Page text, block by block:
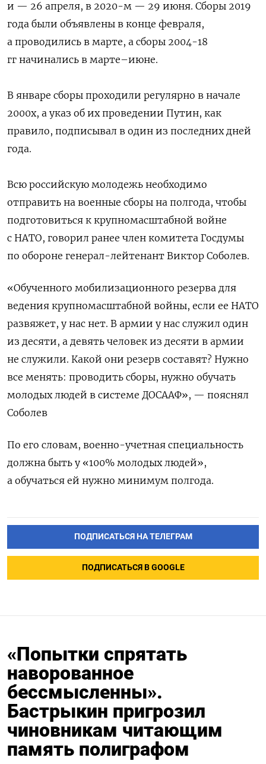
и — 26 апреля, в 2020-м — 29 июня. Сборы 2019
года были объявлены в конце февраля,
а проводились в марте, а сборы 2004-18
гг начинались в марте–июне.
В январе сборы проходили регулярно в начале
2000х, а указ об их проведении Путин, как
правило, подписывал в один из последних дней
года.
Всю российскую молодежь необходимо
отправить на военные сборы на полгода, чтобы
подготовиться к крупномасштабной войне
с НАТО, говорил ранее член комитета Госдумы
по обороне генерал-лейтенант Виктор Соболев.
«Обученного мобилизационного резерва для
ведения крупномасштабной войны, если ее НАТО
развяжет, у нас нет. В армии у нас служил один
из десяти, а девять человек из десяти в армии
не служили. Какой они резерв составят? Нужно
все менять: проводить сборы, нужно обучать
молодых людей в системе ДОСААФ», — пояснял
Соболев
По его словам, военно-учетная специальность
должна быть у «100% молодых людей»,
а обучаться ей нужно минимум полгода.
ПОДПИСАТЬСЯ НА ТЕЛЕГРАМ
ПОДПИСАТЬСЯ В GOOGLE
«Попытки спрятать
наворованное
бессмысленны».
Бастрыкин пригрозил
чиновникам читающим
память полиграфом